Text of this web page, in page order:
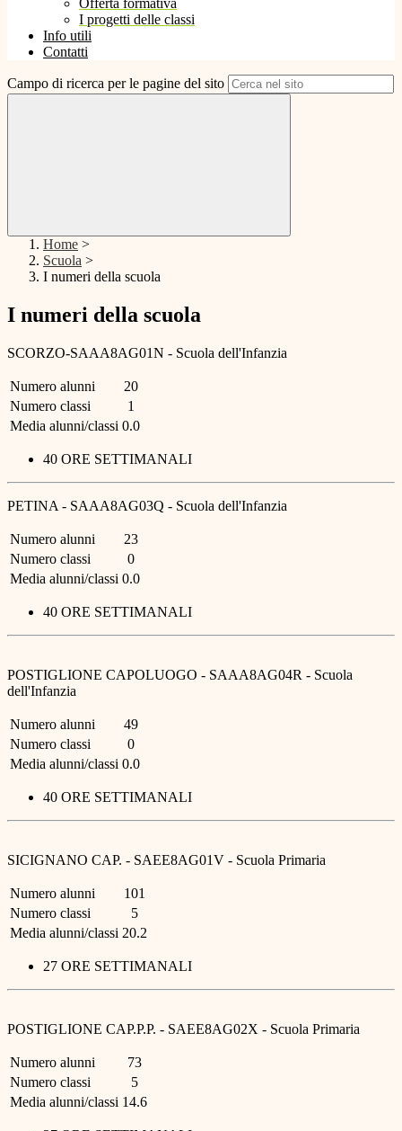
Offerta formativa
I progetti delle classi
Info utili
Contatti
Campo di ricerca per le pagine del sito
Home >
Scuola >
I numeri della scuola
I numeri della scuola
SCORZO-SAAA8AG01N - Scuola dell'Infanzia
Numero alunni
20
Numero classi
1
Media alunni/classi 0.0
40 ORE SETTIMANALI
PETINA - SAAA8AG03Q - Scuola dell'Infanzia
Numero alunni
23
Numero classi
0
Media alunni/classi 0.0
40 ORE SETTIMANALI
POSTIGLIONE CAPOLUOGO - SAAA8AG04R - Scuola
dell'Infanzia
Numero alunni
49
Numero classi
0
Media alunni/classi 0.0
40 ORE SETTIMANALI
SICIGNANO CAP. - SAEE8AG01V - Scuola Primaria
Numero alunni
101
Numero classi
5
Media alunni/classi 20.2
27 ORE SETTIMANALI
POSTIGLIONE CAP.P.P. - SAEE8AG02X - Scuola Primaria
Numero alunni
73
Numero classi
5
Media alunni/classi 14.6